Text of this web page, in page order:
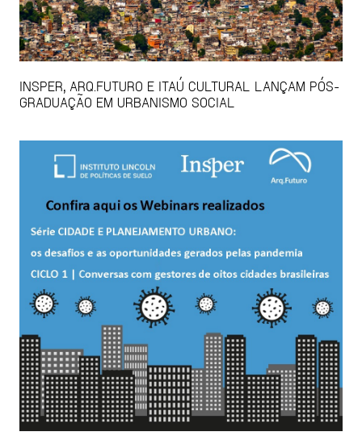
INSPER, ARQ.FUTURO E ITAÚ CULTURAL LANÇAM PÓS-
GRADUAÇÃO EM URBANISMO SOCIAL